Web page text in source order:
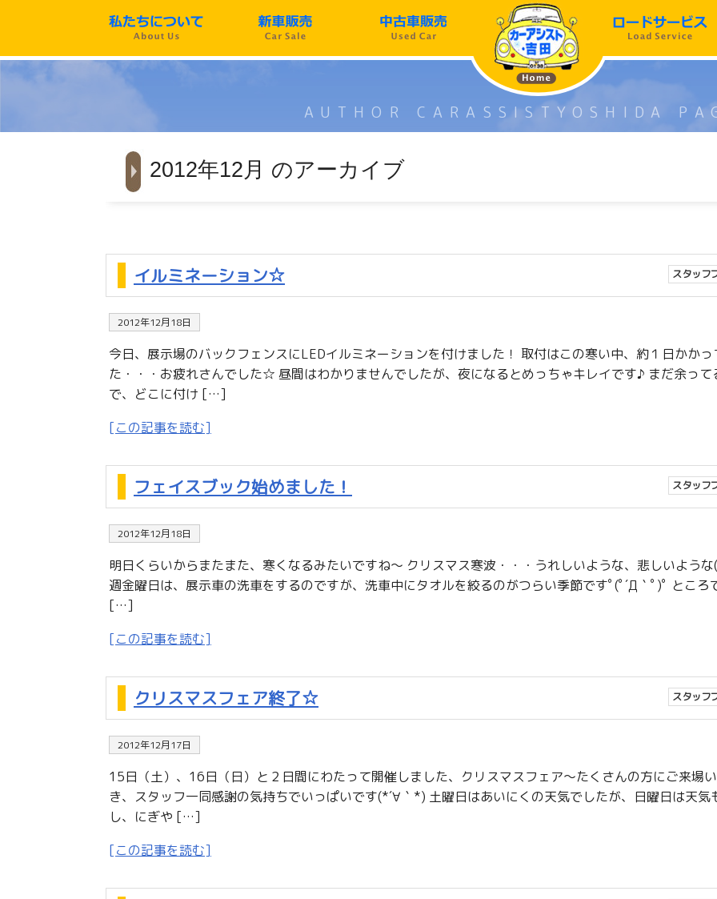
AUTHOR CARASSISTYOSHIDA
2012年12月 のアーカイブ
イルミネーション☆ スタッフ
2012年12月18日
今日、展示場のバックフェンスにLEDイルミネーションを付けました！ 取付はこの寒い中、約１日かかっ
た・・・お疲れさんでした☆ 昼間はわかりませんでしたが、夜になるとめっちゃキレイです♪ まだ余って
で、どこに付け […]
[この記事を読む]
フェイスブック始めました！ スタッフ
2012年12月18日
明日くらいからまたまた、寒くなるみたいですね〜 クリスマス寒波・・・うれしいような、悲しいような
週金曜日は、展示車の洗車をするのですが、洗車中にタオルを絞るのがつらい季節ですﾟ(ﾟ´Д｀ﾟ)ﾟ ところ
[…]
[この記事を読む]
クリスマスフェア終了☆ スタッフ
2012年12月17日
15日（土）、16日（日）と２日間にわたって開催しました、クリスマスフェア〜たくさんの方にご来場
き、スタッフ一同感謝の気持ちでいっぱいです(*´∀｀*) 土曜日はあいにくの天気でしたが、日曜日は天気
し、にぎや […]
[この記事を読む]